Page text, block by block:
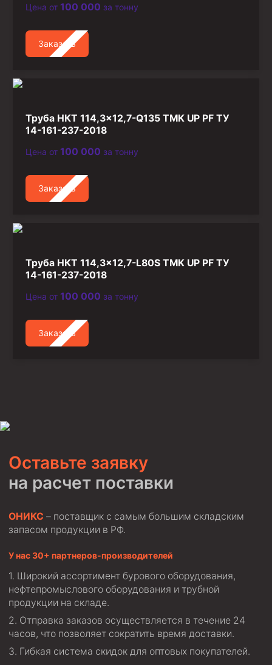
Цена от 100 000 за тонну
Заказать
Труба НКТ 114,3×12,7-Q135 TMK UP PF ТУ
14-161-237-2018
Цена от 100 000 за тонну
Заказать
Труба НКТ 114,3×12,7-L80S TMK UP PF ТУ
14-161-237-2018
Цена от 100 000 за тонну
Заказать
Оставьте заявку
на расчет поставки
ОНИКС – поставщик с самым большим складским
запасом продукции в РФ.
У нас 30+ партнеров-производителей
Широкий ассортимент бурового оборудования,
нефтепромыслового оборудования и трубной
продукции на складе.
Отправка заказов осуществляется в течение 24
часов, что позволяет сократить время доставки.
Гибкая система скидок для оптовых покупателей.